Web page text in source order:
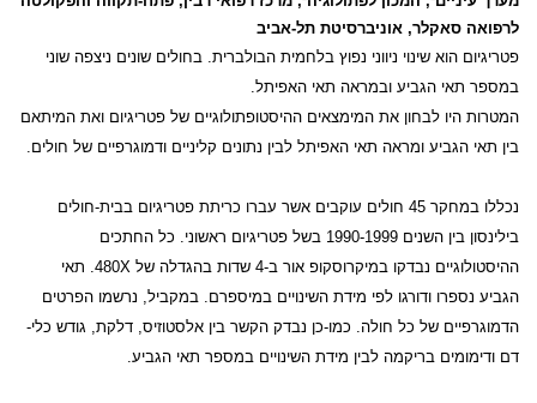
לרפואה סאקלר, אוניברסיטת תל-אביב
פטריגיום הוא שינוי ניווני נפוץ בלחמית הבולברית. בחולים שונים ניצפה שוני
במספר תאי הגביע ובמראה תאי האפיתל.
המטרות היו לבחון את המימצאים ההיסטופתולוגיים של פטריגיום ואת המיתאם
בין תאי הגביע ומראה תאי האפיתל לבין נתונים קליניים ודמוגרפיים של חולים.
נכללו במחקר 45 חולים עוקבים אשר עברו כריתת פטריגיום בבית-חולים
בילינסון בין השנים 1990-1999 בשל פטריגיום ראשוני. כל החתכים
ההיסטולוגיים נבדקו במיקרוסקופ אור ב-4 שדות בהגדלה של
X
480. תאי
הגביע נספרו ודורגו לפי מידת השינויים במיספרם. במקביל, נרשמו הפרטים
הדמוגרפיים של כל חולה. כמו-כן נבדק הקשר בין אלסטוזיס, דלקת, גודש כלי-
דם ודימומים בריקמה לבין מידת השינויים במספר תאי הגביע.